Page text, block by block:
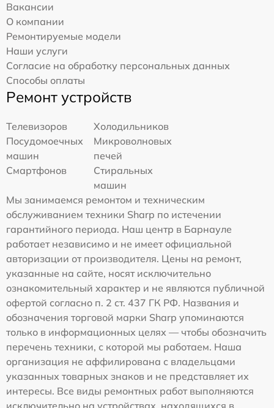
Вакансии
О компании
Ремонтируемые модели
Наши услуги
Согласие на обработку персональных данных
Способы оплаты
Ремонт устройств
Телевизоров
Холодильников
Посудомоечных
машин
Микроволновых
печей
Смартфонов
Стиральных
машин
Мы занимаемся ремонтом и техническим
обслуживанием техники Sharp по истечении
гарантийного периода. Наш центр в Барнауле
работает независимо и не имеет официальной
авторизации от производителя. Цены на ремонт,
указанные на сайте, носят исключительно
ознакомительный характер и не являются публичной
офертой согласно п. 2 ст. 437 ГК РФ. Названия и
обозначения торговой марки Sharp упоминаются
только в информационных целях — чтобы обозначить
перечень техники, с которой мы работаем. Наша
организация не аффилирована с владельцами
указанных товарных знаков и не представляет их
интересы. Все виды ремонтных работ выполняются